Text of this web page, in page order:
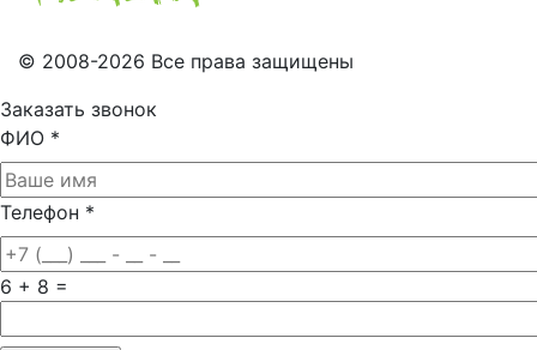
© 2008-2026 Все права защищены
Заказать звонок
ФИО *
Телефон *
6 + 8 =